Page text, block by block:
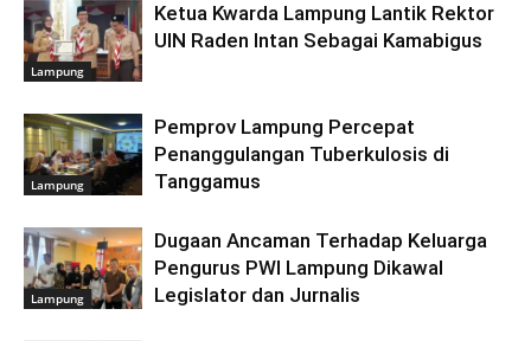
Lampung
Ketua Kwarda Lampung Lantik Rektor
UIN Raden Intan Sebagai Kamabigus
Lampung
Pemprov Lampung Percepat
Penanggulangan Tuberkulosis di
Tanggamus
Lampung
Dugaan Ancaman Terhadap Keluarga
Pengurus PWI Lampung Dikawal
Legislator dan Jurnalis